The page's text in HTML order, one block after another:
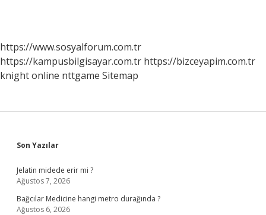
https://www.sosyalforum.com.tr
https://kampusbilgisayar.com.tr https://bizceyapim.com.tr
knight online nttgame Sitemap
Sidebar
Son Yazılar
Jelatin midede erir mi ?
Ağustos 7, 2026
Bağcılar Medicine hangi metro durağında ?
Ağustos 6, 2026